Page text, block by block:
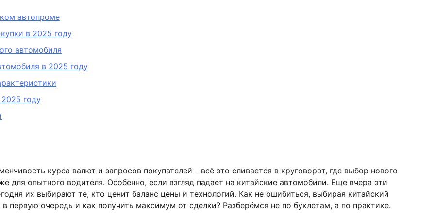
автопроме
в 2025 году
автомобиля
в 2025 году
году
курса валют и запросов покупателей – всё это сливается в круговорот, где выбор нового
для опытного водителя. Особенно, если взгляд падает на китайские автомобили. Еще вчера эти
их выбирают те, кто ценит баланс цены и технологий. Как не ошибиться, выбирая китайский
первую очередь и как получить максимум от сделки? Разберёмся не по буклетам, а по практике.